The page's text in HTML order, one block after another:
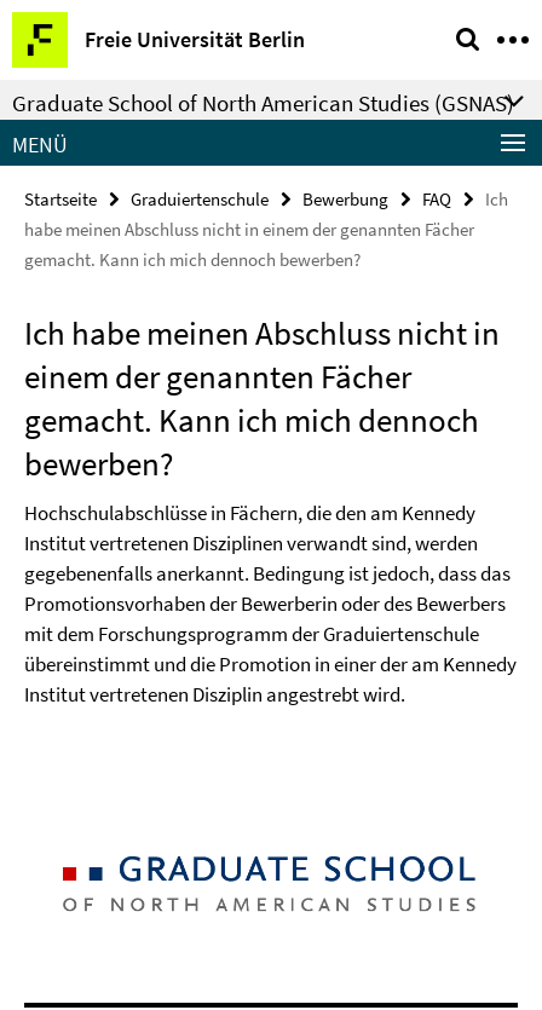
Springe
direkt
zu
Inhalt
Freie Universität Berlin
Service-
Navigation
Graduate School of North American Studies (GSNAS)
MENÜ
Startseite Graduiertenschule Bewerbung FAQ
Ich
habe meinen Abschluss nicht in einem der genannten Fächer
gemacht. Kann ich mich dennoch bewerben?
Ich habe meinen Abschluss nicht in
einem der genannten Fächer
gemacht. Kann ich mich dennoch
bewerben?
Hochschulabschlüsse in Fächern, die den am Kennedy
Institut vertretenen Disziplinen verwandt sind, werden
gegebenenfalls anerkannt. Bedingung ist jedoch, dass das
Promotionsvorhaben der Bewerberin oder des Bewerbers
mit dem Forschungsprogramm der Graduiertenschule
übereinstimmt und die Promotion in einer der am Kennedy
Institut vertretenen Disziplin angestrebt wird.